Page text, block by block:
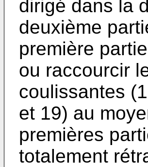
dirigé dans la
deuxième
première
ou raccourcir
coulissantes
et 19) au
premières
totalement